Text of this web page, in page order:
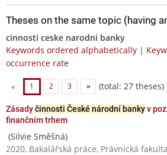
Theses on the same topic (having
cinnosti ceske narodni banky
Keywords ordered alphabetically |
occurrence rate
« 1 2 3 » (total: 27 theses)
Zásadyčinnosti České národní bankyv
finančním trhem
(Silvie Směšná)
2020, Bakalářská práce, Právnická